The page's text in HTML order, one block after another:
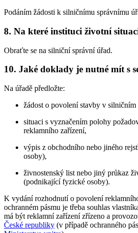
Podáním žádosti k silničnímu správnímu
8. Na které instituci životní
Obraťte se na silniční správní úřad.
10. Jaké doklady je nutné mít s
Na úřadě předložte:
žádost o povolení stavby v silničním
situaci s vyznačením polohy
reklamního zařízení,
výpis z obchodního nebo jiného
osoby),
živnostenský list nebo jiný průkaz
(podnikající fyzické osoby).
K vydání rozhodnutí o povolení
ochranném pásmu je třeba souhlas
má být reklamní zařízení zřízeno a
České republiky (v případě ochranného